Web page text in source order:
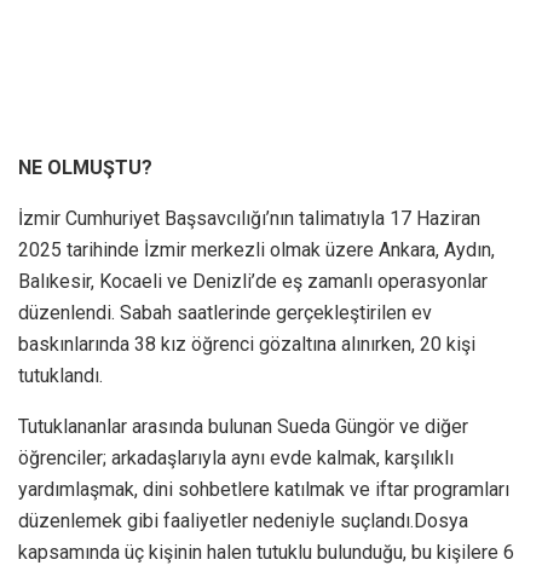
NE OLMUŞTU?
İzmir Cumhuriyet Başsavcılığı’nın talimatıyla 17 Haziran
2025 tarihinde İzmir merkezli olmak üzere Ankara, Aydın,
Balıkesir, Kocaeli ve Denizli’de eş zamanlı operasyonlar
düzenlendi. Sabah saatlerinde gerçekleştirilen ev
baskınlarında 38 kız öğrenci gözaltına alınırken, 20 kişi
tutuklandı.
Tutuklananlar arasında bulunan Sueda Güngör ve diğer
öğrenciler; arkadaşlarıyla aynı evde kalmak, karşılıklı
yardımlaşmak, dini sohbetlere katılmak ve iftar programları
düzenlemek gibi faaliyetler nedeniyle suçlandı.Dosya
kapsamında üç kişinin halen tutuklu bulunduğu, bu kişilere 6